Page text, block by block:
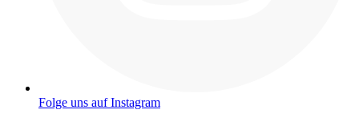
Folge uns auf Instagram